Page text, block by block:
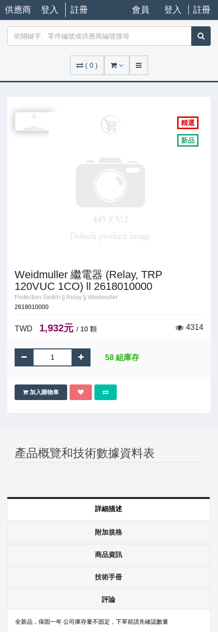
供應商 登入 註冊 會員 登入 註冊
( 0 )
精選
新品
Weidmuller 繼電器 (Relay, TRP
120VUC 1CO) ll 2618010000
Protection Switch Relay
Weidmuller
2618010000
TWD 1,932元 / 10 顆 4314
58 組庫存
加入購物車
產品概覽和技術數據資料表
詳細描述
附加規格
商品資訊
技術手冊
評論
全新品，保固一年 公司庫存量不固定，下單前請先確認數量